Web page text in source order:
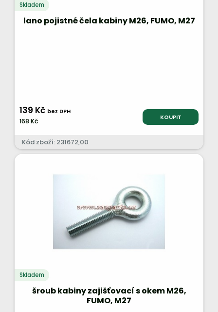
Skladem
lano pojistné čela kabiny M26, FUMO, M27
139 Kč bez DPH
168 Kč KOUPIT
Kód zboží: 231672,00
Skladem
šroub kabiny zajišťovací s okem M26,
FUMO, M27